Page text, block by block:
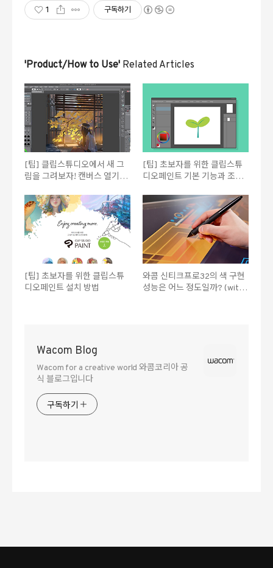
1 구독하기
'Product/How to Use' Related Articles
[팁] 클립스튜디오에서 새 그
림을 그려보자! 캔버스 열기부
[팁] 초보자를 위한 클립스튜
디오페인트 기본 기능과 조작
[팁] 초보자를 위한 클립스튜
디오페인트 설치 방법
와콤 신티크프로32의 색 구현
성능은 어느 정도일까? (with
Wacom Blog
Wacom for a creative world 와콤코리아 공
식 블로그입니다
구독하기